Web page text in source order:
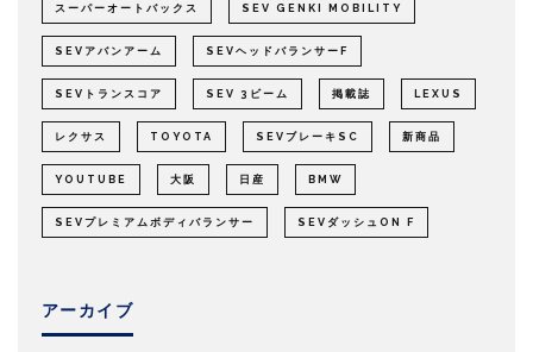
スーパーオートバックス SEV GENKI MOBILITY
SEVアバンアーム SEVヘッドバランサーF
SEVトランスコア SEV 3ビーム 掲載誌 LEXUS
レクサス TOYOTA SEVブレーキSC 新商品
YOUTUBE 大阪 日産 BMW
SEVプレミアムボディバランサー SEVダッシュON F
アーカイブ